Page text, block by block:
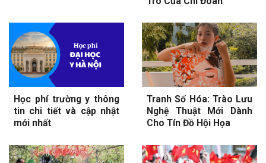
Học phí trường y thông
tin chi tiết và cập nhật
mới nhất
Tranh Số Hóa: Trào Lưu
Nghệ Thuật Mới Dành
Cho Tín Đồ Hội Họa